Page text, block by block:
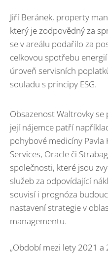
Jiří Beránek, property
který je zodpovědný za
se v areálu podařilo za
celkovou spotřebu
úroveň servisních
souladu s principy ESG.
Obsazenost Waltrovky
její nájemce patří
pohybové medicíny Pavla
Services, Oracle či
společnosti, které jsou
služeb za odpovídající
souvisí i prognóza
nastavení strategie v
managementu.
„Období mezi lety 2021